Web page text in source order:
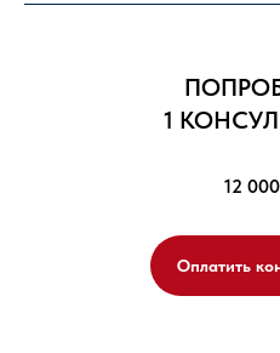
1
12
Оплатить